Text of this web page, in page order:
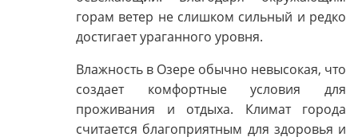
горам ветер не слишком сильный и редко
достигает ураганного уровня.
Влажность в Озере обычно невысокая, что
создает комфортные условия для
проживания и отдыха. Климат города
считается благоприятным для здоровья и